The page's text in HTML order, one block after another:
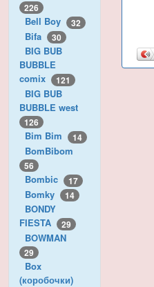
226
Bell Boy 32
Bifa 30
BIG BUB
BUBBLE
comix
121
BIG BUB
BUBBLE west
126
Bim Bim 14
BomBibom
56
Bombic 17
Bomky 14
BONDY
FIESTA
29
BOWMAN
29
Box
(коробочки)